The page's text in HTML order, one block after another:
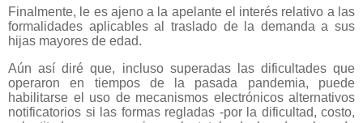
Finalmente, le es ajeno a la apelante el interés relativo a las
formalidades aplicables al traslado de la demanda a sus
hijas mayores de edad.
Aún así diré que, incluso superadas las dificultades que
operaron en tiempos de la pasada pandemia, puede
habilitarse el uso de mecanismos electrónicos alternativos
notificatorios si las formas regladas -por la dificultad, costo,